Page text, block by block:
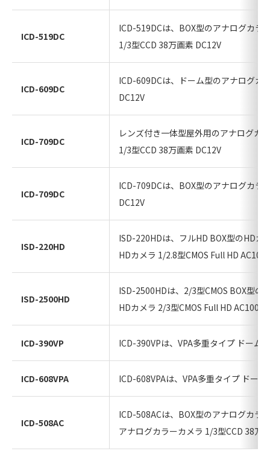
ICD-519DC
ICD-519DCは、BOX型のアナログカラ
1/3型CCD 38万画素 DC12V
ICD-609DC
ICD-609DCは、ドーム型のアナログカ
DC12V
ICD-709DC
レンズ付き一体型屋外用のアナログカ
1/3型CCD 38万画素 DC12V
ICD-709DC
ICD-709DCは、BOX型のアナログカラ
DC12V
ISD-220HD
ISD-220HDは、フルHD BOX型のHDカ
HDカメラ 1/2.8型CMOS Full HD
ISD-2500HD
ISD-2500HDは、2/3型CMOS BOX型の
HDカメラ 2/3型CMOS Full HD AC100V
ICD-390VP ICD-390VPは、VPA多重タイプ ドーム
ICD-608VPA ICD-608VPAは、VPA多重タイプ ドー
ICD-508AC
ICD-508ACは、BOX型のアナログカラ
アナログカラーカメラ 1/3型CCD 38万